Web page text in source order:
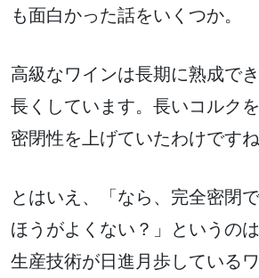
も面白かった話をいくつか。
高級なワインは長期に熟成で
長くしています。長いコルク
密閉性を上げていたわけですね
とはいえ、「なら、完全密閉
ほうがよくない？」というのは
生産技術が日進月歩しているワ